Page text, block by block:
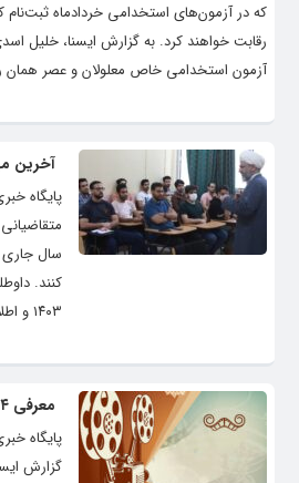
آزمون استخدامی خاص معلولان و عصر همان
آخرین
سال جاری
کنند.
۱۴۰۳ و اطلاعیه اصلاحات مربوط به دفترچه راهنمای انتخاب رشته...
معرفی ۳۴ فیلم سینمایی و تلویزیونی آخر هفته سیما
گزارش